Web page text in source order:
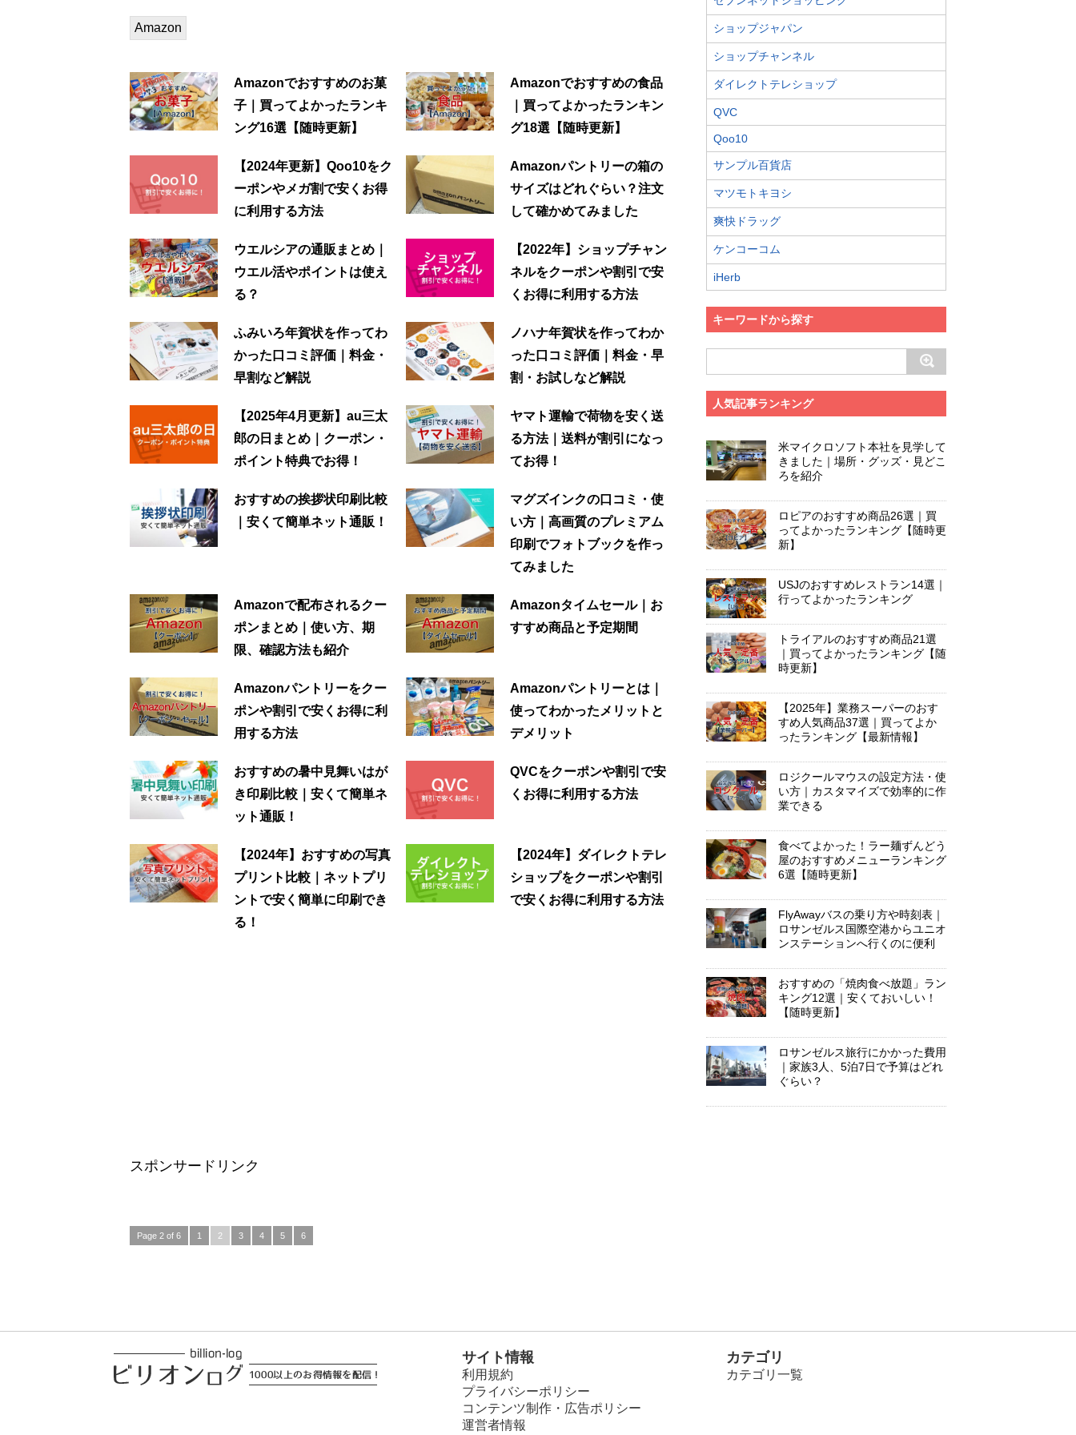
Amazon
Amazonでおすすめのお菓
子｜買ってよかったランキ
ング16選【随時更新】
Amazonでおすすめの食品
｜買ってよかったランキン
グ18選【随時更新】
【2024年更新】Qoo10をク
ーポンやメガ割で安くお得
に利用する方法
Amazonパントリーの箱の
サイズはどれぐらい？注文
して確かめてみました
ウエルシアの通販まとめ｜
ウエル活やポイントは使え
る？
【2022年】ショップチャン
ネルをクーポンや割引で安
くお得に利用する方法
ふみいろ年賀状を作ってわ
かった口コミ評価｜料金・
早割など解説
ノハナ年賀状を作ってわか
った口コミ評価｜料金・早
割・お試しなど解説
【2025年4月更新】au三太
郎の日まとめ｜クーポン・
ポイント特典でお得！
ヤマト運輸で荷物を安く送
る方法｜送料が割引になっ
てお得！
おすすめの挨拶状印刷比較
｜安くて簡単ネット通販！
マグズインクの口コミ・使
い方｜高画質のプレミアム
印刷でフォトブックを作っ
てみました
Amazonで配布されるクー
ポンまとめ｜使い方、期
限、確認方法も紹介
Amazonタイムセール｜お
すすめ商品と予定期間
Amazonパントリーをクー
ポンや割引で安くお得に利
用する方法
Amazonパントリーとは｜
使ってわかったメリットと
デメリット
おすすめの暑中見舞いはが
き印刷比較｜安くて簡単ネ
ット通販！
QVCをクーポンや割引で安
くお得に利用する方法
【2024年】おすすめの写真
プリント比較｜ネットプリ
ントで安く簡単に印刷でき
る！
【2024年】ダイレクトテレ
ショップをクーポンや割引
で安くお得に利用する方法
スポンサードリンク
Page 2 of 6 1 2 3 4 5 6
ショップジャパン
ショップチャンネル
ダイレクトテレショップ
QVC
Qoo10
サンプル百貨店
マツモトキヨシ
爽快ドラッグ
ケンコーコム
iHerb
キーワードから探す
人気記事ランキング
米マイクロソフト本社を見学して
きました｜場所・グッズ・見どこ
ろを紹介
ロピアのおすすめ商品26選｜買
ってよかったランキング【随時更
新】
USJのおすすめレストラン14選｜
行ってよかったランキング
トライアルのおすすめ商品21選
｜買ってよかったランキング【随
時更新】
【2025年】業務スーパーのおす
すめ人気商品37選｜買ってよか
ったランキング【最新情報】
ロジクールマウスの設定方法・使
い方｜カスタマイズで効率的に作
業できる
食べてよかった！ラー麺ずんどう
屋のおすすめメニューランキング
6選【随時更新】
FlyAwayバスの乗り方や時刻表｜
ロサンゼルス国際空港からユニオ
ンステーションへ行くのに便利
おすすめの「焼肉食べ放題」ラン
キング12選｜安くておいしい！
【随時更新】
ロサンゼルス旅行にかかった費用
｜家族3人、5泊7日で予算はどれ
ぐらい？
サイト情報
利用規約
プライバシーポリシー
コンテンツ制作・広告ポリシー
運営者情報
カテゴリ
カテゴリ一覧